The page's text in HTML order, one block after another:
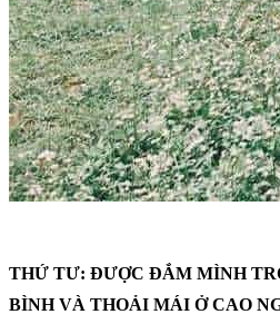
THỨ TƯ: ĐƯỢC ĐẮM MÌNH
BÌNH VÀ THOẢI MÁI Ở CAO